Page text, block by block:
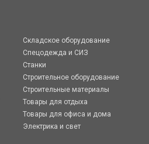
Складское оборудование
Спецодежда и СИЗ
Станки
Строительное оборудование
Строительные материалы
Товары для отдыха
Товары для офиса и дома
Электрика и свет